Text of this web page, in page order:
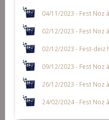
04/11/2023 - Fest Noz
02/12/2023 - Fest Noz
02/12/2023 - Fest-deiz
09/12/2023 - Fest Noz
26/12/2023 - Fest Noz
24/02/2024 - Fest Noz